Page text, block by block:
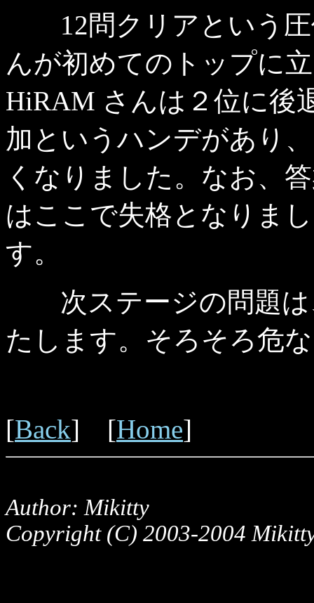
12問クリアという圧
んが初めてのトップに
HiRAM さんは２位に後
加というハンデがあり
くなりました。なお、
はここで失格となりま
す。
次ステージの問題は
たします。そろそろ危
[Back] [Home]
Author: Mikitty
Copyright (C) 2003-2004